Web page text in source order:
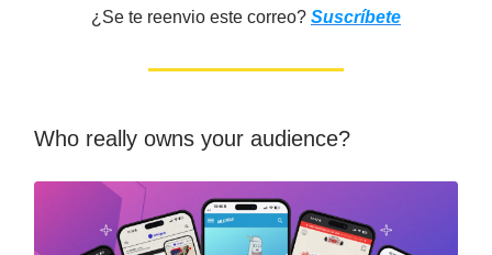
¿Se te reenvio este correo? Suscríbete
Who really owns your audience?